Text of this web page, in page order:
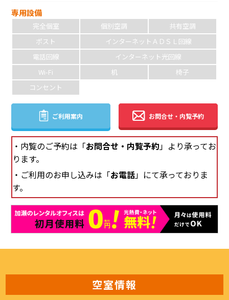
専用設備
完全個室 個別空調
共有空調
ポスト
インターネットＡＤＳＬ回線
電話回線
インターネット光回線
Wi-Fi
机
椅子
コンセント
ご利用案内 お問合せ・内覧予約
・内覧のご予約は「お問合せ・内覧予約」より承ってお
ります。
・ご利用のお申し込みは「お電話」にて承っておりま
す。
空室情報